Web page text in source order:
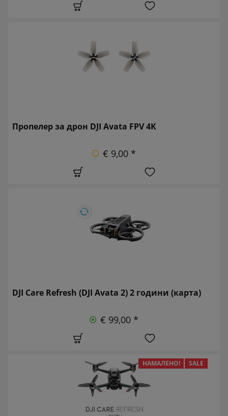
Пропелер за дрон DJI Avata FPV 4K
€ 9,00 *
DJI Care Refresh (DJI Avata 2) 2 години (карта)
€ 99,00 *
НАМАЛЕНО! SALE